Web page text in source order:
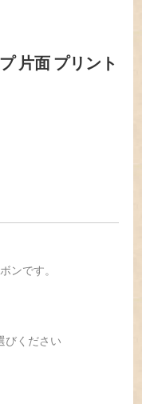
片面 プリント
ンです。
びください